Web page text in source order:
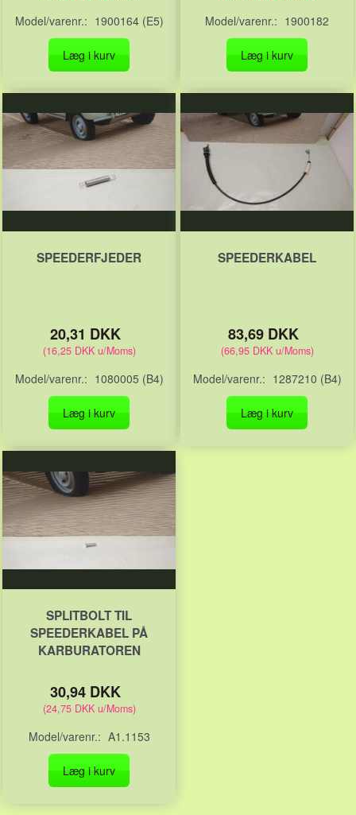
Model/varenr.: 1900164 (E5)
Læg i kurv
Model/varenr.: 1900182
Læg i kurv
SPEEDERFJEDER
20,31 DKK
(16,25 DKKu/Moms)
Model/varenr.: 1080005 (B4)
Læg i kurv
SPEEDERKABEL
83,69 DKK
(66,95 DKKu/Moms)
Model/varenr.: 1287210 (B4)
Læg i kurv
SPLITBOLT TIL
SPEEDERKABEL PÅ
KARBURATOREN
30,94 DKK
(24,75 DKKu/Moms)
Model/varenr.: A1.1153
Læg i kurv